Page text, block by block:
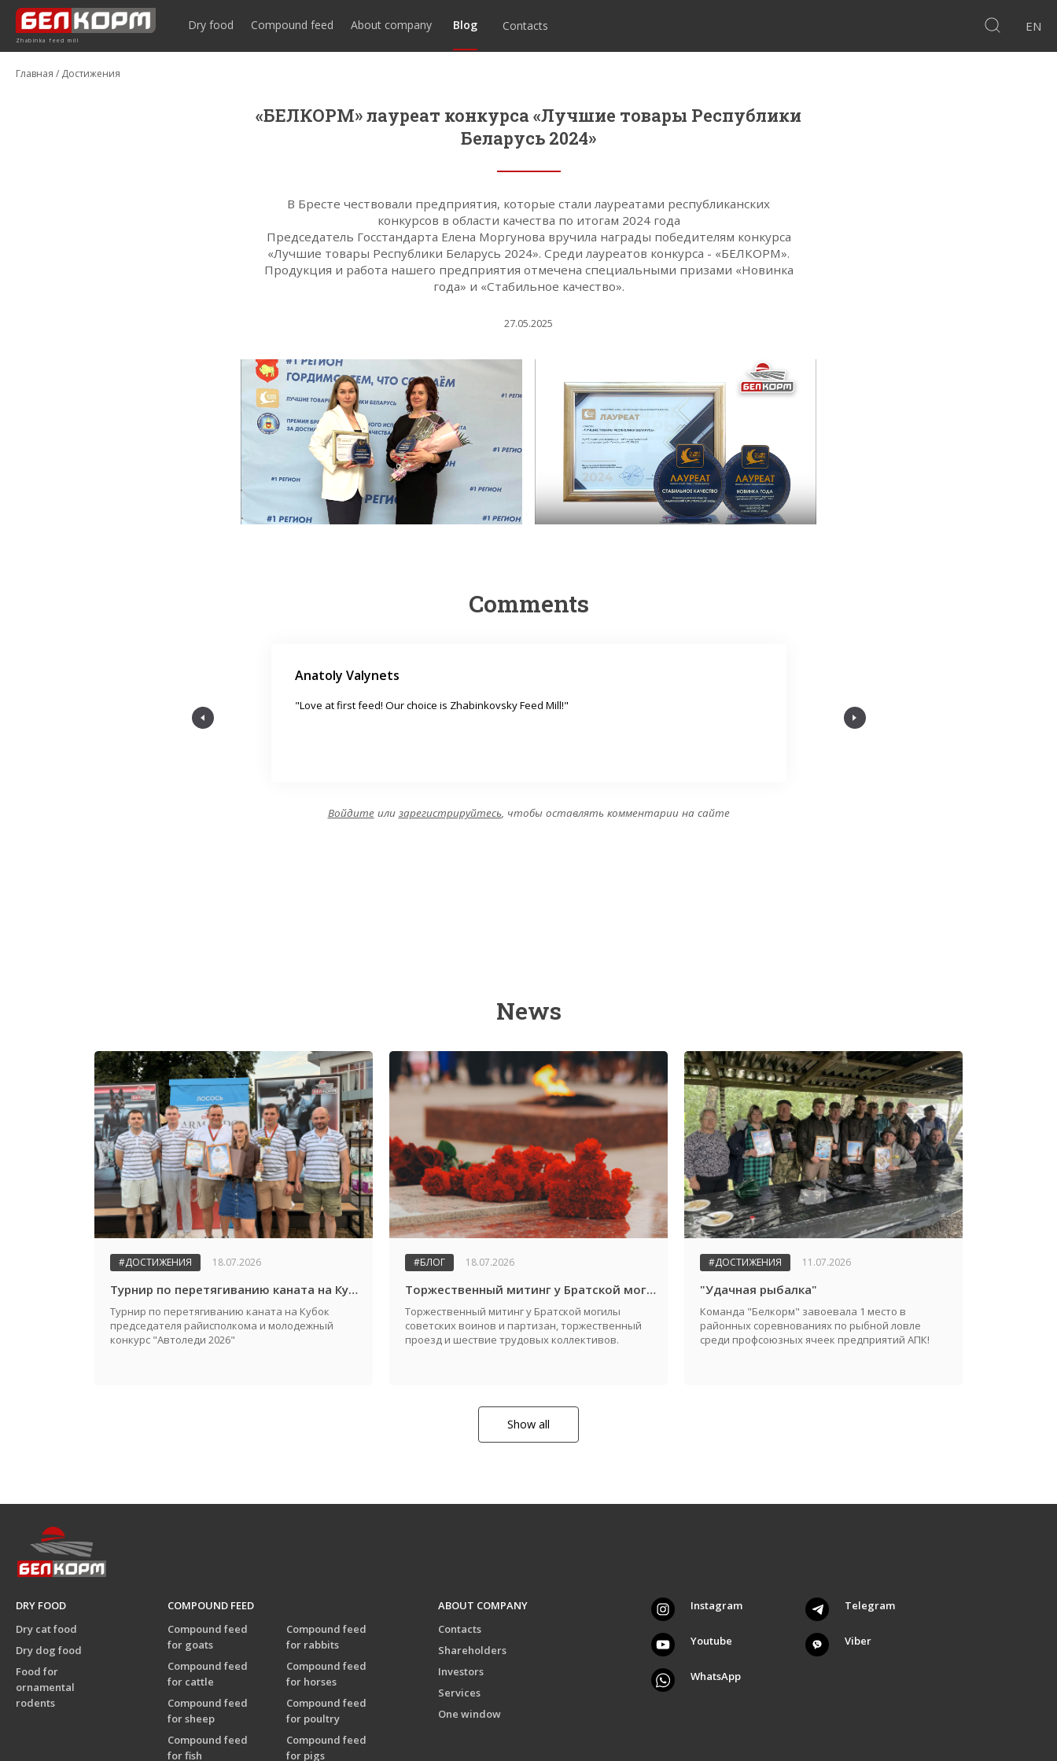
Zhabinka feed mill
Dry food Compound feed About company Blog Contacts EN
Главная / Достижения
«БЕЛКОРМ» лауреат конкурса «Лучшие товары Республики
Беларусь 2024»
В Бресте чествовали предприятия, которые стали лауреатами республиканских
конкурсов в области качества по итогам 2024 года
Председатель Госстандарта Елена Моргунова вручила награды победителям конкурса
«Лучшие товары Республики Беларусь 2024». Среди лауреатов конкурса - «БЕЛКОРМ».
Продукция и работа нашего предприятия отмечена специальными призами «Новинка
года» и «Стабильное качество».
27.05.2025
Comments
Anatoly Valynets
"Love at first feed! Our choice is Zhabinkovsky Feed Mill!" "The quality is top notch! The plant pleases
Войдитеили зарегистрируйтесь, чтобы оставлять комментарии на сайте
News
#ДОСТИЖЕНИЯ 18.07.2026
Турнир по перетягиванию каната на Кубок председателя райисполкома и молодежный конкурс "Автоледи 2026"
Турнир по перетягиванию каната на Кубок
председателя райисполкома и молодежный
конкурс "Автоледи 2026"
#БЛОГ 18.07.2026
Торжественный митинг у Братской могилы советских воинов и партизан, посвященный Дню города и Дню освобождения Жабинковского района от немецко-фашистских захватчиков
Торжественный митинг у Братской могилы
советских воинов и партизан, торжественный
проезд и шествие трудовых коллективов.
#ДОСТИЖЕНИЯ 11.07.2026
"Удачная рыбалка"
Команда "Белкорм" завоевала 1 место в
районных соревнованиях по рыбной ловле
среди профсоюзных ячеек предприятий АПК!
Show all
DRY FOOD
Dry cat food
Dry dog food
Food for
ornamental
rodents
COMPOUND FEED
Compound feed
for goats
Compound feed
for rabbits
Compound feed
for cattle
Compound feed
for horses
Compound feed
for sheep
Compound feed
for poultry
Compound feed
for fish
Compound feed
for pigs
ABOUT COMPANY
Contacts
Shareholders
Investors
Services
One window
Instagram Telegram
Youtube Viber
WhatsApp